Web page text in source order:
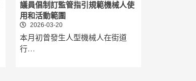
議員倡制訂監管指引規範機械人使
用和活動範圍
2026-03-20
本月初曾發生人型機械人在街道
行…